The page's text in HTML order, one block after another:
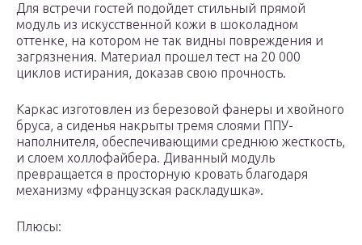
Для встречи гостей подойдет стильный прямой
модуль из искусственной кожи в шоколадном
оттенке, на котором не так видны повреждения и
загрязнения. Материал прошел тест на 20 000
циклов истирания, доказав свою прочность.
Каркас изготовлен из березовой фанеры и хвойного
бруса, а сиденья накрыты тремя слоями ППУ-
наполнителя, обеспечивающими среднюю жесткость,
и слоем холлофайбера. Диванный модуль
превращается в просторную кровать благодаря
механизму «французская раскладушка».
Плюсы: